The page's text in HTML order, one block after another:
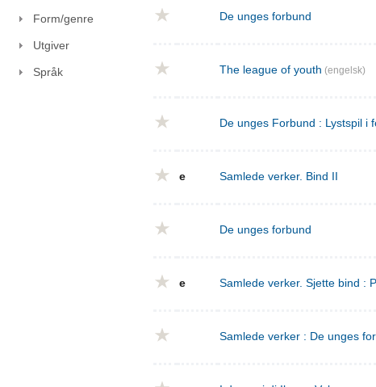
Form/genre
Utgiver
Språk
De unges forbund
The league of youth (engelsk)
De unges Forbund : Lystspil i
e Samlede verker. Bind II
De unges forbund
e Samlede verker. Sjette bind :
Samlede verker : De unges